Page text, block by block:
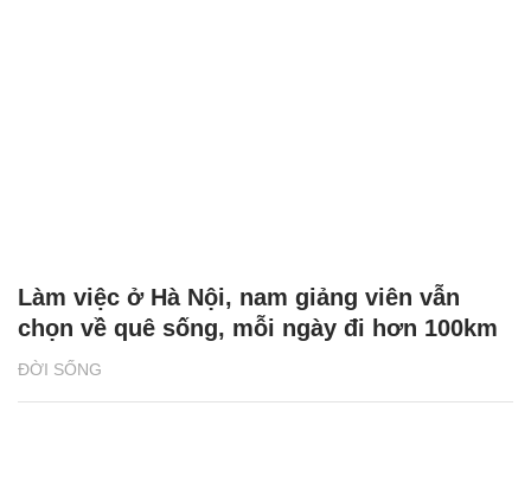
ĐỜI SỐNG
Làm việc ở Hà Nội, nam giảng viên vẫn
chọn về quê sống, mỗi ngày đi hơn 100km